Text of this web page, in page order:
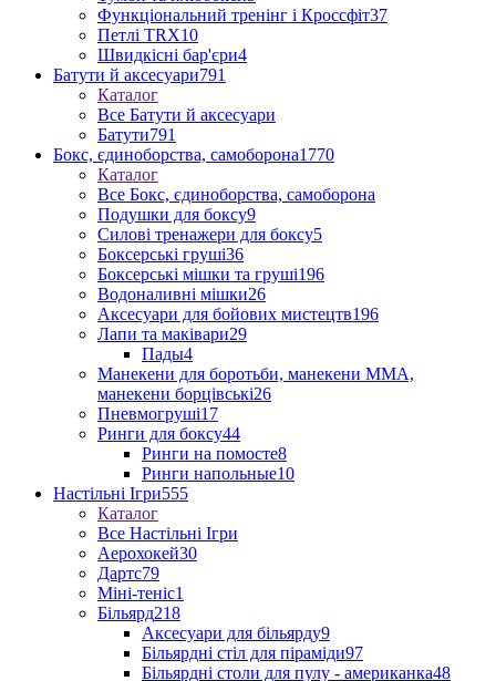
Функціональний тренінг і Кроссфіт37
Петлі TRX10
Швидкісні бар'єри4
Батути й аксесуари791
Каталог
Все Батути й аксесуари
Батути791
Бокс, єдиноборства, самоборона1770
Каталог
Все Бокс, єдиноборства, самоборона
Подушки для боксу9
Силові тренажери для боксу5
Боксерські груші36
Боксерські мішки та груші196
Водоналивні мішки26
Аксесуари для бойових мистецтв196
Лапи та маківари29
Пады4
Манекени для боротьби, манекени ММА,
манекени борцівські26
Пневмогруші17
Ринги для боксу44
Ринги на помосте8
Ринги напольные10
Настільні Ігри555
Каталог
Все Настільні Ігри
Аерохокей30
Дартс79
Міні-теніс1
Більярд218
Аксесуари для більярду9
Більярдні стіл для піраміди97
Більярдні столи для пулу - американка48